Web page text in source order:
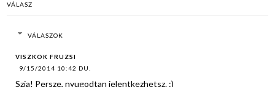
VÁLASZ
VÁLASZOK
VISZKOK FRUZSI
9/15/2014 10:42 DU.
Szia! Persze, nyugodtan jelentkezhetsz. :)